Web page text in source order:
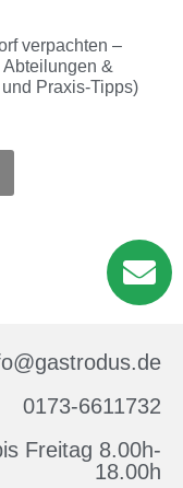
verpachten –
Abteilungen &
Praxis-Tipps)
0173-6611732
Freitag 8.00h-
18.00h